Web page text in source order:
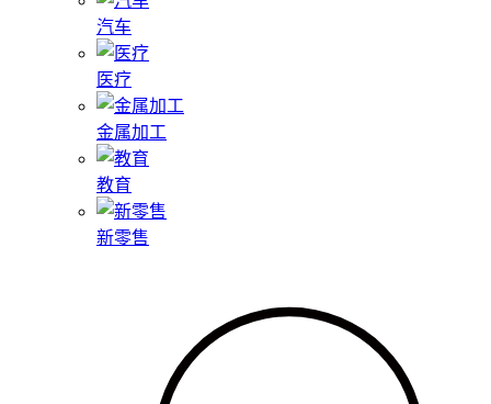
汽车
医疗
金属加工
教育
新零售